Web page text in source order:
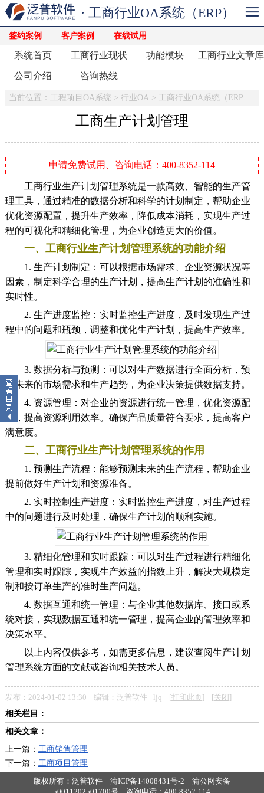
签约案例 客户案例 在线试用
· 工商行业OA系统（ERP）
系统首页 工商行业现状 功能模块 工商行业文章库
公司介绍 咨询热线
当前位置： 工程项目OA系统 > 行业OA > 工商行业OA系统（ERP）
工商生产计划管理
申请免费试用、咨询电话：400-8352-114
工商行业生产计划管理系统是一款高效、智能的生产管
理工具，通过精准的数据分析和科学的计划制定，帮助企业
优化资源配置，提升生产效率，降低成本消耗，实现生产过
程的可视化和精细化管理，为企业创造更大的价值。
一、工商行业生产计划管理系统的功能介绍
1. 生产计划制定：可以根据市场需求、企业资源状况等
因素，制定科学合理的生产计划，提高生产计划的准确性和
实时性。
2. 生产进度监控：实时监控生产进度，及时发现生产过
程中的问题和瓶颈，调整和优化生产计划，提高生产效率。
3. 数据分析与预测：可以对生产数据进行全面分析，预
测未来的市场需求和生产趋势，为企业决策提供数据支持。
4. 资源管理：对企业的资源进行统一管理，优化资源配
置，提高资源利用效率。确保产品质量符合要求，提高客户
满意度。
二、工商行业生产计划管理系统的作用
1. 预测生产流程：能够预测未来的生产流程，帮助企业
提前做好生产计划和资源准备。
2. 实时控制生产进度：实时监控生产进度，对生产过程
中的问题进行及时处理，确保生产计划的顺利实施。
3. 精细化管理和实时跟踪：可以对生产过程进行精细化
管理和实时跟踪，实现生产效益的指数上升，解决大规模定
制和按订单生产的准时生产问题。
4. 数据互通和统一管理：与企业其他数据库、接口或系
统对接，实现数据互通和统一管理，提高企业的管理效率和
决策水平。
以上内容仅供参考，如需更多信息，建议查阅生产计划
管理系统方面的文献或咨询相关技术人员。
发布：2024-01-02 13:30 编辑：泛普软件 · ljq [打印此页] [关闭 ]
相关栏目：
相关文章：
上一篇： 工商销售管理
下一篇： 工商项目管理
版权所有：泛普软件
渝ICP备14008431号-2
渝公网安备